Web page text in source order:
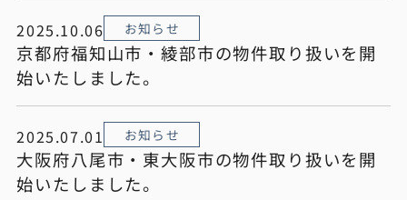
2025.10.06 お知らせ
京都府福知山市・綾部市の物件取り扱いを開
始いたしました。
2025.07.01 お知らせ
大阪府八尾市・東大阪市の物件取り扱いを開
始いたしました。